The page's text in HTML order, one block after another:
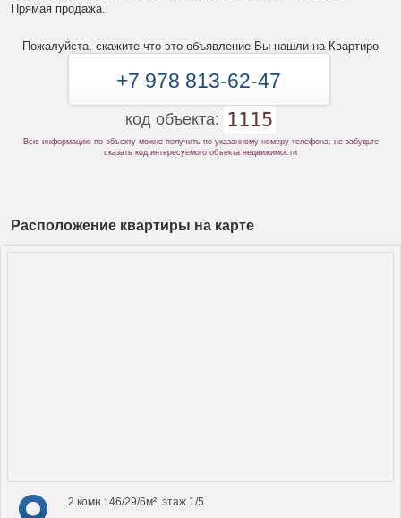
Прямая продажа.
Пожалуйста, скажите что это объявление Вы нашли на Квартиро
+7 978 813-62-47
код объекта: 1115
Всю информацию по объекту можно получить по указанному номеру телефона, не забудьте
сказать код интересуемого объекта недвижимости
Расположение квартиры на карте
2 комн.: 46/29/6м², этаж 1/5